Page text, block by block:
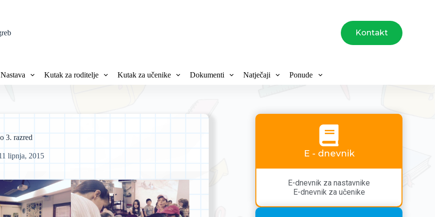
Kontakt
Nastava Kutak za roditelje Kutak za učenike Dokumenti Natječaji Ponude
3. razred
lipnja, 2015 E - dnevnik
E-dnevnik za nastavnike
E-dnevnik za učenike